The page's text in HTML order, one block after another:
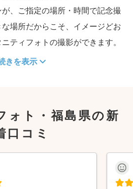
、ご指定の場所・時間で記念撮
場所だからこそ、イメージどお
ティフォトの撮影ができます。
きを表示
ォト・福島県の新
口コミ